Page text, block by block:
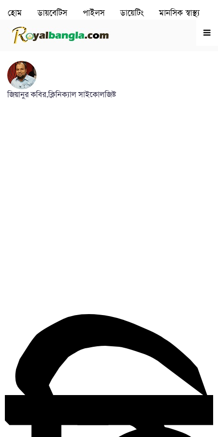
হোম ডায়বেটিস পাইলস ডায়েটিং মানসিক স্বাস্থ‌্য
রূপচর্চা হৃদরোগ
জিয়ানুর কবির,ক্লিনিক্যাল সাইকোলজিষ্ট